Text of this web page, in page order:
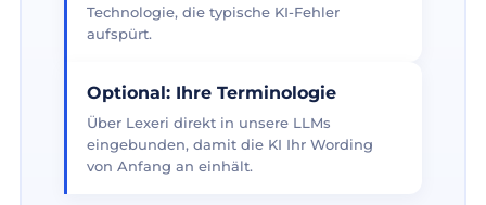
Technologie, die typische KI-Fehler
aufspürt.
Optional: Ihre Terminologie
Über Lexeri direkt in unsere LLMs
eingebunden, damit die KI Ihr Wording
von Anfang an einhält.